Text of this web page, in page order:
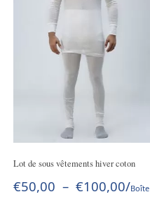
Lot de sous vêtements hiver coton
€50,00 – €100,00/Boîte